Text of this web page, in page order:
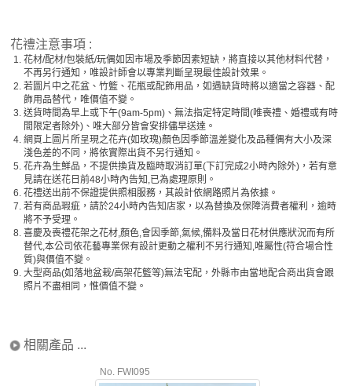
花禮注意事項 :
1. 花材/配材/包裝紙/玩偶如因市場及季節因素短缺，將直接以其他材料代替，
不再另行通知，唯設計師會以專業判斷呈現最佳設計效果。
2. 若圖片中之花盆、竹籃、花瓶或配飾用品，如遇缺貨時將以適當之容器、配
飾用品替代，唯價值不變。
3. 送貨時間為早上或下午(9am-5pm)、無法指定特定時間(唯喪禮、婚禮或有時
間限定者除外)、唯大部分皆會安排儘早送達。
4. 網頁上圖片所呈現之花卉(如玫瑰)顏色因季節溫差變化及品種偶有大小及深
淺色差的不同，將依實際出貨不另行通知。
5. 花卉為生鮮品，不提供換貨及臨時取消訂單(下訂完成2小時內除外)，若有意
見請在送花日前48小時內告知,已為處理原則。
6. 花禮送出前不保證提供照相服務，其設計依網路照片為依據。
7. 若有商品瑕疵，請於24小時內告知店家，以為替換及保障消費者權利，逾時
將不予受理。
8. 喜慶及喪禮花架之花材,顏色,會因季節,氣候,備料及當日花材供應狀況而有所
替代,本公司依花藝專業保有設計更動之權利不另行通知,唯屬性(符合場合性
質)與價值不變。
9. 大型商品(如落地盆栽/高架花籃等)無法宅配，外縣市由當地配合商出貨會跟
照片不盡相同，惟價值不變。
相關產品 ...
No. FWI095